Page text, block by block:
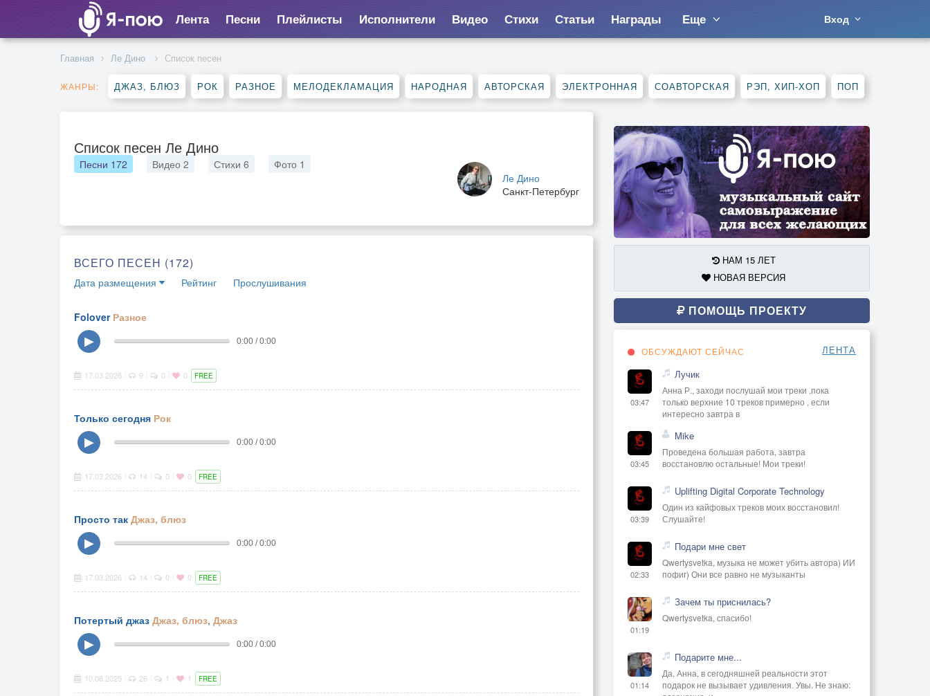
Лента Песни Плейлисты Исполнители Видео Стихи Статьи Награды Еще Вход
Главная Ле Дино Список песен
ЖАНРЫ: ДЖАЗ, БЛЮЗ РОК РАЗНОЕ МЕЛОДЕКЛАМАЦИЯ НАРОДНАЯ АВТОРСКАЯ ЭЛЕКТРОННАЯ СОАВТОРСКАЯ РЭП, ХИП-ХОП ПОП
Список песен Ле Дино
Ле Дино
Санкт-Петербург
Песни 172 Видео 2 Стихи 6 Фото 1
ВСЕГО ПЕСЕН (172)
Дата размещения Рейтинг Прослушивания
Folover Разное
▶
0:00 / 0:00
17.03.2026 9 0 0 FREE
Только сегодня Рок
▶
0:00 / 0:00
17.03.2026 14 0 0 FREE
Просто так Джаз, блюз
▶
0:00 / 0:00
17.03.2026 14 0 0 FREE
Потертый джаз Джаз, блюз, Джаз
▶
0:00 / 0:00
10.08.2025 26 1 1 FREE
НАМ 15 ЛЕТ
НОВАЯ ВЕРСИЯ
ПОМОЩЬ ПРОЕКТУ
ОБСУЖДАЮТ СЕЙЧАС ЛЕНТА
03:47
Лучик
Анна Р., заходи послушай мои треки ,пока
только верхние 10 треков примерно , если
интересно завтра в
03:45
Mike
Проведена большая работа, завтра
восстановлю остальные! Мои треки!
03:39
Uplifting Digital Corporate Technology
Один из кайфовых треков моих восстановил!
Слушайте!
02:33
Подари мне свет
Qwertysvetka, музыка не может убить автора) ИИ
пофиг) Они все равно не музыканты
01:19
Зачем ты приснилась?
Qwertysvetka, спасибо!
01:14
Подарите мне...
Да, Анна, в сегодняшней реальности этот
подарок не вызывает удивления. Увы. Не знаю: